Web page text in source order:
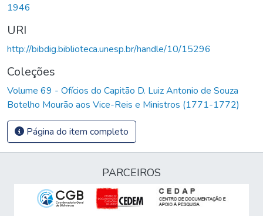
1946
URI
http://bibdig.biblioteca.unesp.br/handle/10/15296
Coleções
Volume 69 - Ofícios do Capitão D. Luiz Antonio de Souza
Botelho Mourão aos Vice-Reis e Ministros (1771-1772)
Página do item completo
PARCEIROS